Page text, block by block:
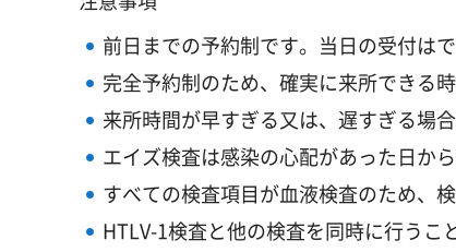
前日までの予約制です。当日の受付は
完全予約制のため、確実に来所できる
来所時間が早すぎる又は、遅すぎる場
エイズ検査は感染の心配があった日か
すべての検査項目が血液検査のため、
HTLV-1検査と他の検査を同時に行うこ